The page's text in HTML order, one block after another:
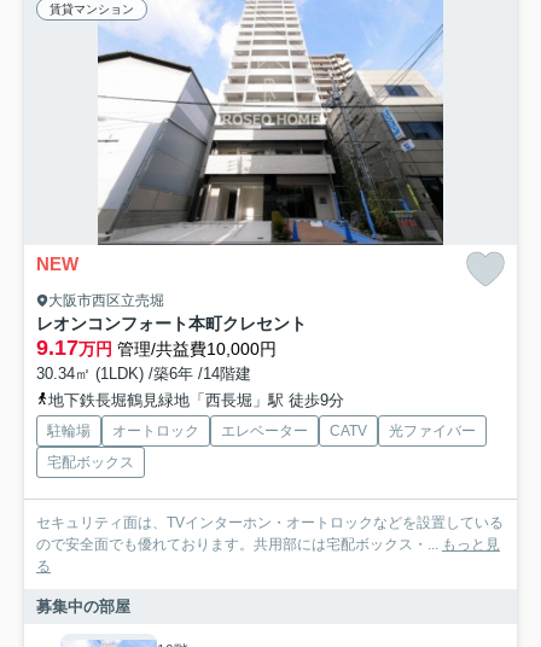
賃貸マンション
NEW
大阪市西区立売堀
レオンコンフォート本町クレセント
9.17万円 管理/共益費10,000円
30.34㎡ (1LDK) /築6年 /14階建
地下鉄長堀鶴見緑地「西長堀」駅 徒歩9分
駐輪場 オートロック エレベーター CATV
光ファイバー
宅配ボックス
セキュリティ面は、TVインターホン・オートロックなどを設置している
ので安全面でも優れております。共用部には宅配ボックス・... もっと見
る
募集中の部屋